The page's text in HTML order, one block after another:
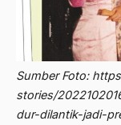
Sumber Foto:
stories/
dur-dilantik-jadi-
2015
2014
2013
2012
Abad 21
Abad Modern
Abd. Moqsith
Abdi Masyarakat